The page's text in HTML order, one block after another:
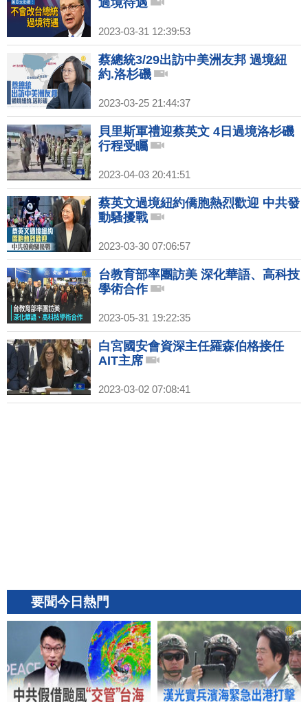
過境待遇
2023-03-31 12:39:53
蔡總統3/29出訪中美洲友邦 過境紐
約.洛杉磯
2023-03-25 21:44:37
貝里斯軍禮迎蔡英文 4日過境洛杉磯
行程受矚
2023-04-03 20:41:51
蔡英文過境紐約僑胞熱烈歡迎 中共發
動騷擾戰
2023-03-30 07:06:57
台教育部率團訪美 深化華語、高科技
學術合作
2023-05-31 19:22:35
白宮國安會資深主任羅森伯格接任
AIT主席
2023-03-02 07:08:41
要聞今日熱門